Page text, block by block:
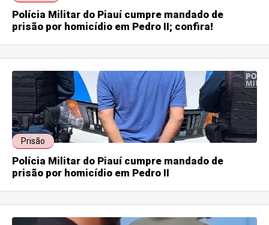
Polícia Militar do Piauí cumpre mandado de
prisão por homicídio em Pedro II; confira!
Prisão
Polícia Militar do Piauí cumpre mandado de
prisão por homicídio em Pedro II